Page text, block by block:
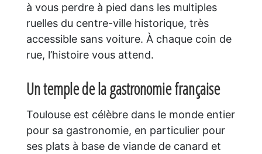
à vous perdre à pied dans les multiples
ruelles du centre-ville historique, très
accessible sans voiture. À chaque coin de
rue, l’histoire vous attend.
Un temple de la gastronomie française
Toulouse est célèbre dans le monde entier
pour sa gastronomie, en particulier pour
ses plats à base de viande de canard et